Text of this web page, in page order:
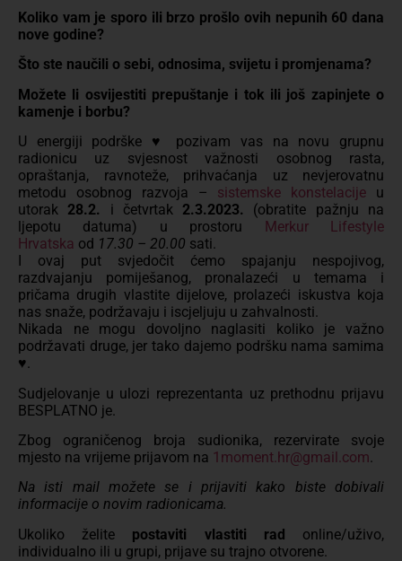
Koliko vam je sporo ili brzo prošlo ovih nepunih 60 dana
nove godine?
Što ste naučili o sebi, odnosima, svijetu i promjenama?
Možete li osvijestiti prepuštanje i tok ili još zapinjete o
kamenje i borbu?
U energiji podrške ♥️ pozivam vas na novu grupnu
radionicu uz svjesnost važnosti osobnog rasta,
opraštanja, ravnoteže, prihvaćanja uz nevjerovatnu
metodu osobnog razvoja – sistemske konstelacije u
utorak 28.2. i četvrtak 2.3.2023.
(obratite pažnju na
ljepotu datuma) u prostoru Merkur Lifestyle
Hrvatska od 17.30 – 20.00 sati.
I ovaj put svjedočit ćemo spajanju nespojivog,
razdvajanju pomiješanog, pronalazeći u temama i
pričama drugih vlastite dijelove, prolazeći iskustva koja
nas snaže, podržavaju i iscjeljuju u zahvalnosti.
Nikada ne mogu dovoljno naglasiti koliko je važno
podržavati druge, jer tako dajemo podršku nama samima
♥️.
Sudjelovanje u ulozi reprezentanta uz prethodnu prijavu
BESPLATNO je.
Zbog ograničenog broja sudionika, rezervirate svoje
mjesto na vrijeme prijavom na 1moment.hr@gmail.com.
Na isti mail možete se i prijaviti kako biste dobivali
informacije o novim radionicama.
Ukoliko želite postaviti vlastiti rad online/uživo,
individualno ili u grupi, prijave su trajno otvorene.